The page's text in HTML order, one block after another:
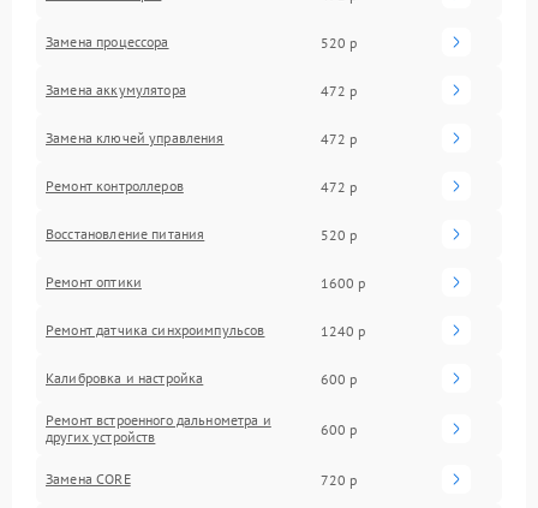
Замена процессора 520 р
Замена аккумулятора 472 р
Замена ключей управления 472 р
Ремонт контроллеров 472 р
Восстановление питания 520 р
Ремонт оптики 1600 р
Ремонт датчика синхроимпульсов 1240 р
Калибровка и настройка 600 р
Ремонт встроенного дальнометра и
других устройств
600 р
Замена CORE 720 р